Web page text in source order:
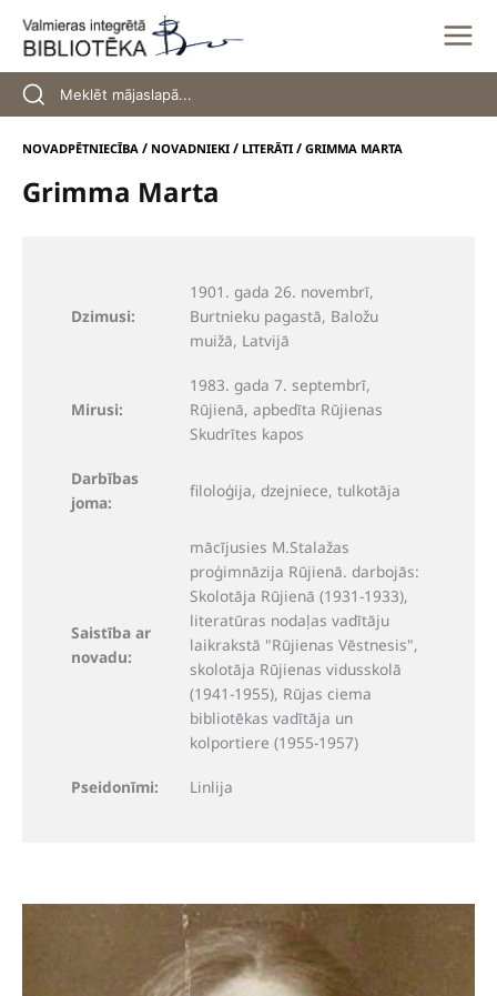
content
NOVADPĒTNIECĪBA / NOVADNIEKI / LITERĀTI / GRIMMA MARTA
Grimma Marta
Dzimusi:
1901. gada 26. novembrī,
Burtnieku pagastā, Baložu
muižā, Latvijā
Mirusi:
1983. gada 7. septembrī,
Rūjienā, apbedīta Rūjienas
Skudrītes kapos
Darbības
joma:
filoloģija, dzejniece, tulkotāja
Saistība ar
novadu:
mācījusies M.Stalažas
proģimnāzija Rūjienā. darbojās:
Skolotāja Rūjienā (1931-1933),
literatūras nodaļas vadītāju
laikrakstā "Rūjienas Vēstnesis",
skolotāja Rūjienas vidusskolā
(1941-1955), Rūjas ciema
bibliotēkas vadītāja un
kolportiere (1955-1957)
Pseidonīmi: Linlija